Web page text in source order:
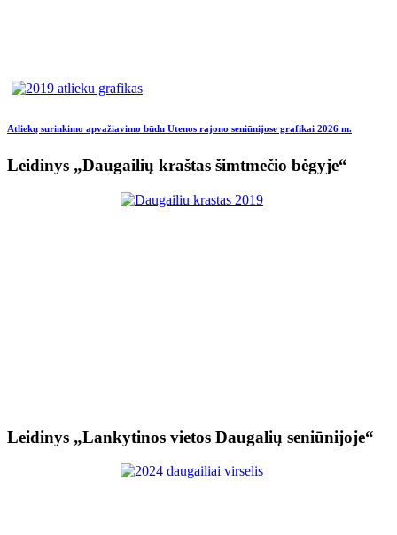
Atliekų surinkimo apvažiavimo būdu Utenos rajono seniūnijose grafikai 2026 m.
Leidinys „Daugailių kraštas šimtmečio bėgyje“
Leidinys „Lankytinos vietos Daugalių seniūnijoje“